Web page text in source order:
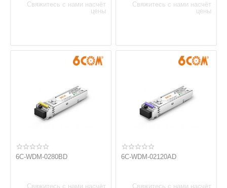
Свяжитесь с нами насчёт
цены
Свяжитесь с нами насчёт
цены
6C-WDM-0280BD
Свяжитесь с нами насчёт
6C-WDM-02120AD
Свяжитесь с нами насчёт